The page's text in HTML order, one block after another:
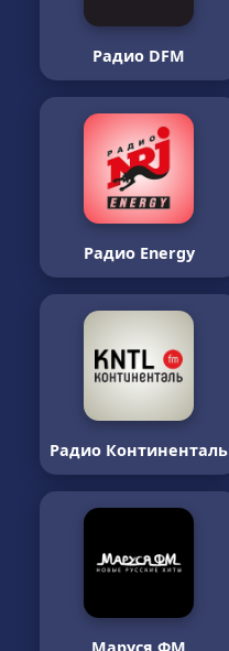
Радио DFM
Радио Energy
Радио Континенталь